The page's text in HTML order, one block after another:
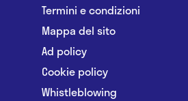
Termini e condizioni
Mappa del sito
Ad policy
Cookie policy
Whistleblowing